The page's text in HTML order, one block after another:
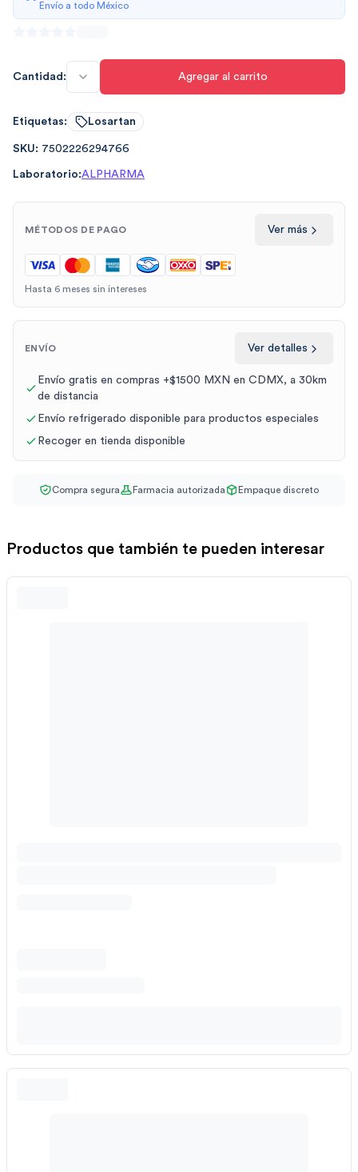
Envío a todo México
Cantidad: Agregar al carrito
Etiquetas: Losartan
SKU: 7502226294766
Laboratorio:ALPHARMA
MÉTODOS DE PAGO Ver más
Hasta 6 meses sin intereses
ENVÍO Ver detalles
Envío gratis en compras +$1500 MXN en CDMX, a 30km
de distancia
Envío refrigerado disponible para productos especiales
Recoger en tienda disponible
Compra segura Farmacia autorizada Empaque discreto
Productos que también te pueden interesar